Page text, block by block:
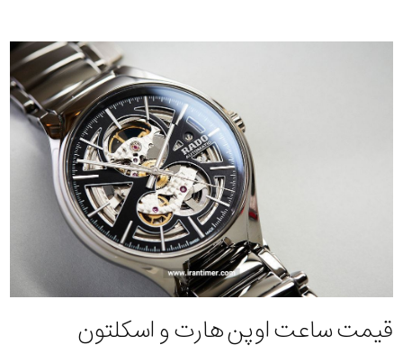
قیمت ساعت اوپن هارت و اسکلتون